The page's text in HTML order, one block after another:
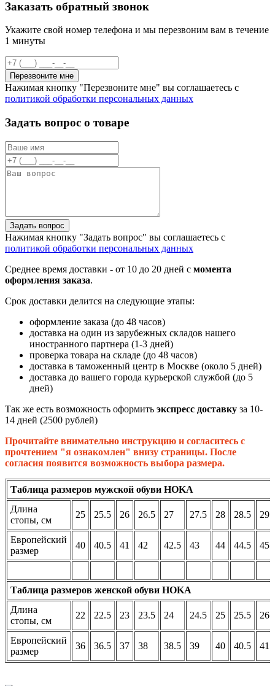
Заказать обратный звонок
Укажите свой номер телефона и мы перезвоним вам в течение
1 минуты
Перезвоните мне
Нажимая кнопку "Перезвоните мне" вы соглашаетесь с
политикой обработки персональных данных
Задать вопрос о товаре
Задать вопрос
Нажимая кнопку "Задать вопрос" вы соглашаетесь с
политикой обработки персональных данных
Среднее время доставки - от 10 до 20 дней с момента
оформления заказа.
Срок доставки делится на следующие этапы:
оформление заказа (до 48 часов)
доставка на один из зарубежных складов нашего
иностранного партнера (1-3 дней)
проверка товара на складе (до 48 часов)
доставка в таможенный центр в Москве (около 5 дней)
доставка до вашего города курьерской службой (до 5
дней)
Так же есть возможность оформить экспресс доставку за 10-
14 дней (2500 рублей)
Прочитайте внимательно инструкцию и согласитесь с
прочтением "я ознакомлен" внизу страницы. После
согласия появится возможность выбора размера.
Таблица размеров мужской обуви HOKA
Длина
стопы, см
25 25.5 26 26.5 27 27.5 28 28.5 29
Европейский
размер
40 40.5 41 42 42.5 43 44 44.5 45
Таблица размеров женской обуви HOKA
Длина
стопы, см
22 22.5 23 23.5 24 24.5 25 25.5 26
Европейский
размер
36 36.5 37 38 38.5 39 40 40.5 41